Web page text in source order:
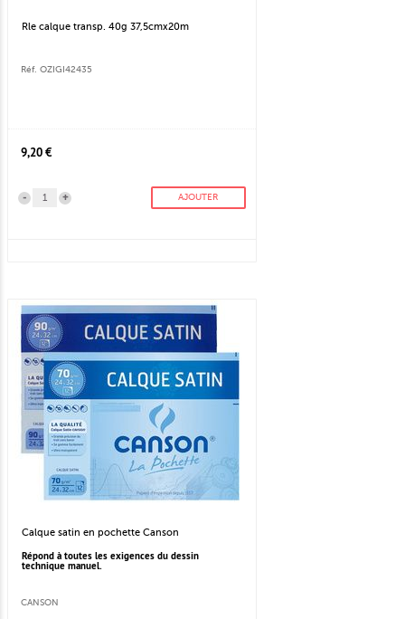
Rle calque transp. 40g 37,5cmx20m
Réf. OZIGI42435
9,20 €
+
- AJOUTER
Calque satin en pochette Canson
Répond à toutes les exigences du dessin
technique manuel.
CANSON